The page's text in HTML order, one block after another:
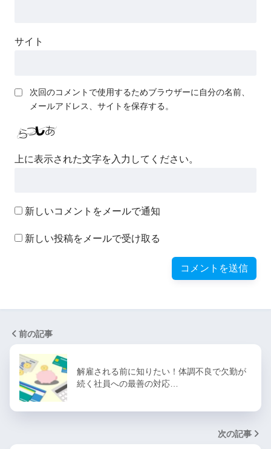
サイト
次回のコメントで使用するためブラウザーに自分の名前、
メールアドレス、サイトを保存する。
上に表示された文字を入力してください。
新しいコメントをメールで通知
新しい投稿をメールで受け取る
前の記事
解雇される前に知りたい！体調不良で欠勤が
続く社員への最善の対応…
次の記事